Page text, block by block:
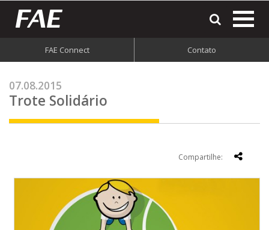
FAE Connect Contato
07.08.2015
Trote Solidário
Compartilhe: